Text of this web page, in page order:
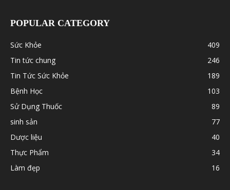
POPULAR CATEGORY
Sức Khỏe
409
Tin tức chung
246
Tin Tức Sức Khỏe
189
Bệnh Học
103
Sử Dụng Thuốc
89
sinh sản
77
Dược liệu
40
Thực Phẩm
34
Làm đẹp
16